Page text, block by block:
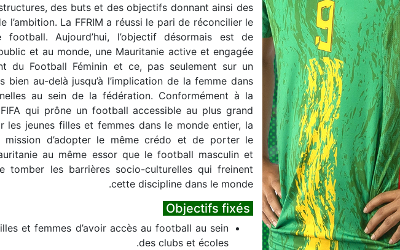
des buts et des objectifs donnant ainsi des
l’ambition. La FFRIM a réussi le pari de réconcilier le
Aujourd’hui, l’objectif désormais est de
et au monde, une Mauritanie active et engagée
du Football Féminin et ce, pas seulement sur un
au-delà jusqu’à l’implication de la femme dans
au sein de la fédération. Conformément à la
qui prône un football accessible au plus grand
les jeunes filles et femmes dans le monde entier, la
mission d’adopter le même crédo et de porter le
au même essor que le football masculin et
tomber les barrières socio-culturelles qui freinent
cette discipline dans le monde.
et femmes d’avoir accès au football au sein
des clubs et écoles.